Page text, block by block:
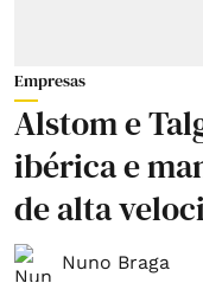
Empresas
Alstom e
ibérica e
de alta
Nuno Braga